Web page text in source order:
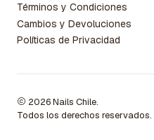
Términos y Condiciones
Cambios y Devoluciones
Políticas de Privacidad
2026 Nails Chile.
Todos los derechos reservados.